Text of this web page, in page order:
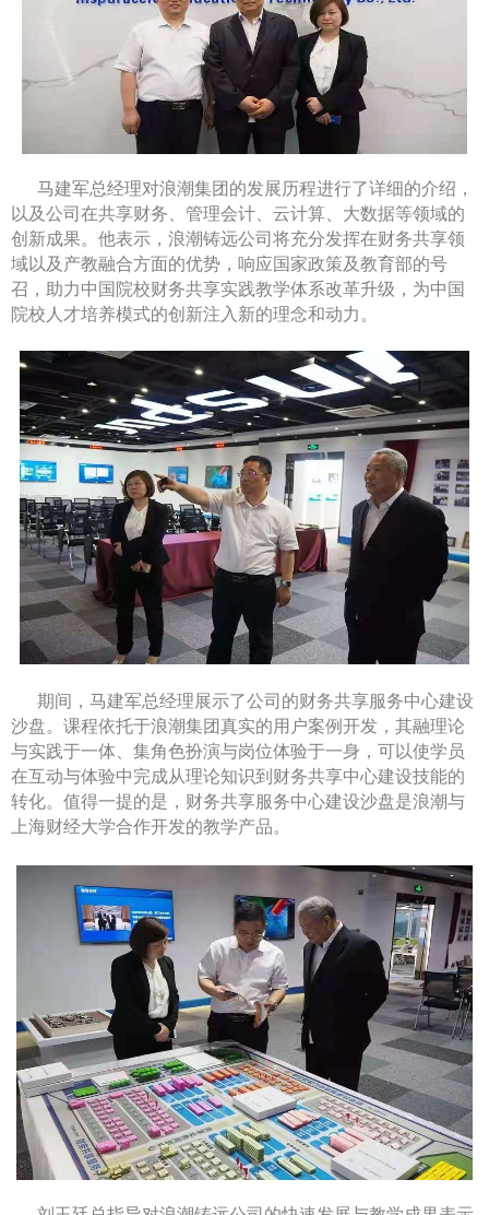
马建军总经理对浪潮集团的发展历程进行了详细的介绍，
以及公司在共享财务、管理会计、云计算、大数据等领域的
创新成果。他表示，浪潮铸远公司将充分发挥在财务共享领
域以及产教融合方面的优势，响应国家政策及教育部的号
召，助力中国院校财务共享实践教学体系改革升级，为中国
院校人才培养模式的创新注入新的理念和动力。
期间，马建军总经理展示了公司的财务共享服务中心建设
沙盘。课程依托于浪潮集团真实的用户案例开发，其融理论
与实践于一体、集角色扮演与岗位体验于一身，可以使学员
在互动与体验中完成从理论知识到财务共享中心建设技能的
转化。值得一提的是，财务共享服务中心建设沙盘是浪潮与
上海财经大学合作开发的教学产品。